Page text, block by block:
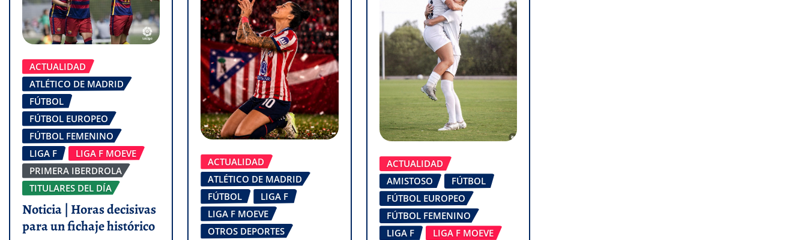
ACTUALIDAD
ATLÉTICO DE MADRID
FÚTBOL
FÚTBOL EUROPEO
FÚTBOL FEMENINO
LIGA F
LIGA F MOEVE
PRIMERA IBERDROLA
TITULARES DEL DÍA
Noticia | Horas decisivas
para un fichaje histórico
ACTUALIDAD
ATLÉTICO DE MADRID
FÚTBOL
LIGA F
LIGA F MOEVE
OTROS DEPORTES
ACTUALIDAD
AMISTOSO
FÚTBOL
FÚTBOL EUROPEO
FÚTBOL FEMENINO
LIGA F
LIGA F MOEVE